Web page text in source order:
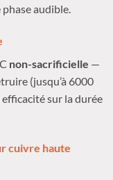
audible.
non-sacrificielle —
(jusqu’à 6000
sur la durée
cuivre haute